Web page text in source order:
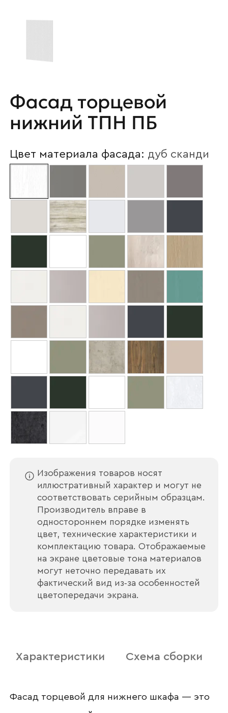
Фасад торцевой
нижний ТПН ПБ
Цвет материала фасада: дуб сканди
Изображения товаров носят
иллюстративный характер и могут не
соответствовать серийным образцам.
Производитель вправе в
одностороннем порядке изменять
цвет, технические характеристики и
комплектацию товара. Отображаемые
на экране цветовые тона материалов
могут неточно передавать их
фактический вид из‑за особенностей
цветопередачи экрана.
Характеристики Схема сборки
Фасад торцевой для нижнего шкафа — это
Наименование организации
Ваш email